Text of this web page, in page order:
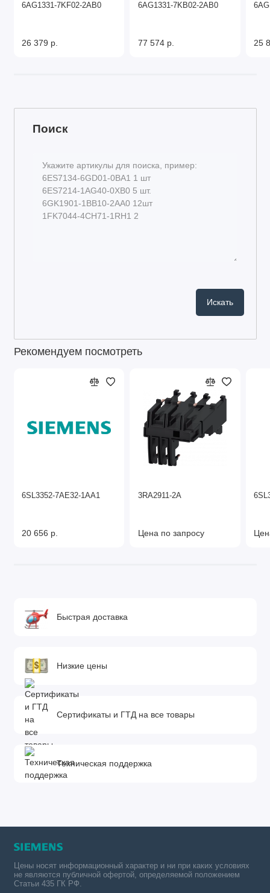
6AG1331-7KF02-2AB0
26 379 р.
6AG1331-7KB02-2AB0
77 574 р. 25
Поиск
Рекомендуем посмотреть
6SL3352-7AE32-1AA1
20 656 р.
3RA2911-2A
Цена по запросу
Быстрая доставка
Низкие цены
Сертификаты и ГТД на все товары
Техническая поддержка
Цены носят информационный характер и ни при каких условиях
не являются публичной офертой, определяемой положением
Статьи 435 ГК РФ.